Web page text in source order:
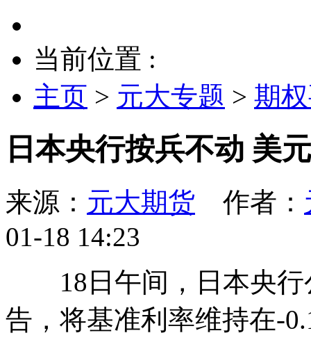
当前位置 :
主页 > 元大专题 > 期
日本央行按兵不动 美
来源： 元大期货 作者：
01-18 14:23
18日午间，日本央行
告，将基准利率维持在-